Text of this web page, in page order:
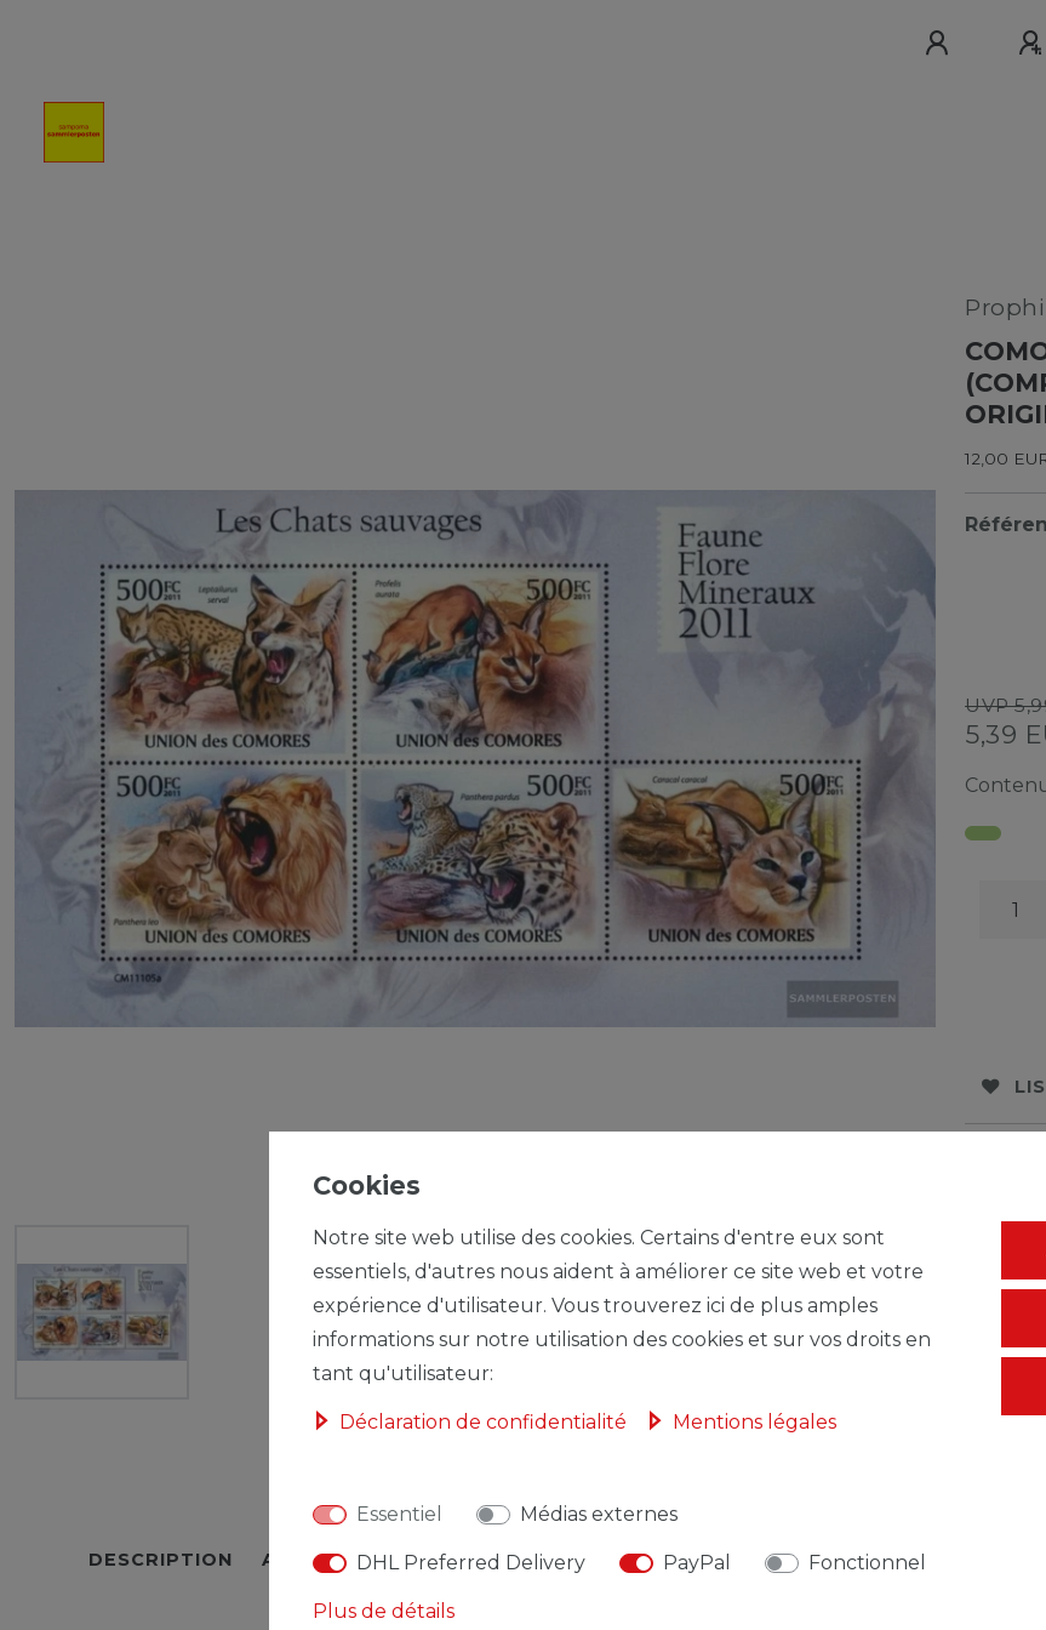
12,00
UVP
5,39
DESCRIPTION AUTRES DÉTAILS RESPONSABLE DE L'UE FABRICANT
Cookies
Notre site web utilise des cookies. Certains d'entre eux sont
essentiels, d'autres nous aident à améliorer ce site web et votre
expérience d'utilisateur. Vous trouverez ici de plus amples
informations sur notre utilisation des cookies et sur vos droits en
tant qu'utilisateur:
Déclaration de confidentialité Mentions légales
Essentiel Médias externes
DHL Preferred Delivery PayPal Fonctionnel
Plus de détails